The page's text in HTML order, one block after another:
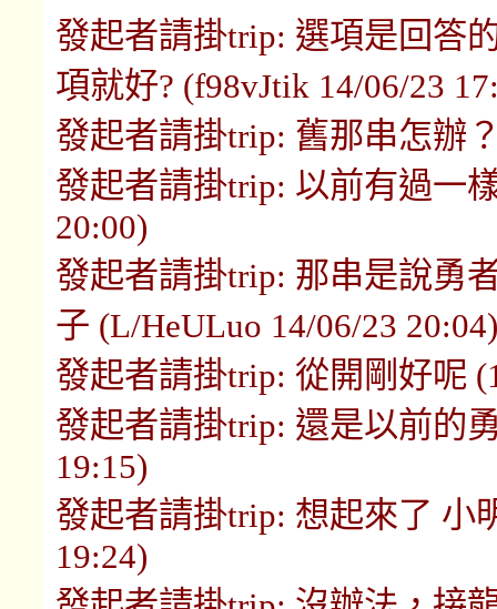
發起者請掛trip: 選項是回答
項就好? (f98vJtik 14/06/23
發起者請掛trip: 舊那串怎辦
發起者請掛trip: 以前有過一
20:00)
發起者請掛trip: 那串是說勇
子 (L/HeULuo 14/06/23 20:04)
發起者請掛trip: 從開剛好呢
發起者請掛trip: 還是以前的
19:15)
發起者請掛trip: 想起來了 小
19:24)